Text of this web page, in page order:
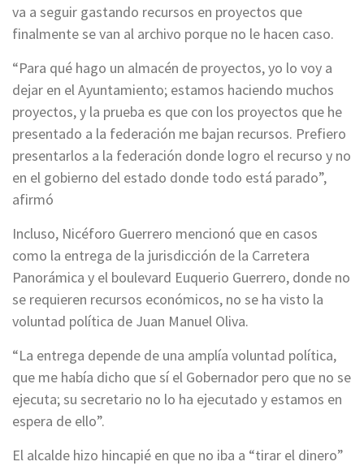
va a seguir gastando recursos en proyectos que
finalmente se van al archivo porque no le hacen caso.
“Para qué hago un almacén de proyectos, yo lo voy a
dejar en el Ayuntamiento; estamos haciendo muchos
proyectos, y la prueba es que con los proyectos que he
presentado a la federación me bajan recursos. Prefiero
presentarlos a la federación donde logro el recurso y no
en el gobierno del estado donde todo está parado”,
afirmó
Incluso, Nicéforo Guerrero mencionó que en casos
como la entrega de la jurisdicción de la Carretera
Panorámica y el boulevard Euquerio Guerrero, donde no
se requieren recursos económicos, no se ha visto la
voluntad política de Juan Manuel Oliva.
“La entrega depende de una amplía voluntad política,
que me había dicho que sí el Gobernador pero que no se
ejecuta; su secretario no lo ha ejecutado y estamos en
espera de ello”.
El alcalde hizo hincapié en que no iba a “tirar el dinero”